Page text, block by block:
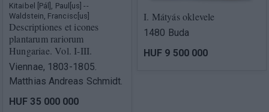
Kitaibel [Pál], Paul[us] --
Waldstein, Francisc[us]
Descriptiones et icones
plantarum rariorum
Hungariae. Vol. I-III.
Viennae, 1803-1805.
Matthias Andreas Schmidt.
HUF 35 000 000
I. Mátyás oklevele
1480 Buda
HUF 9 500 000